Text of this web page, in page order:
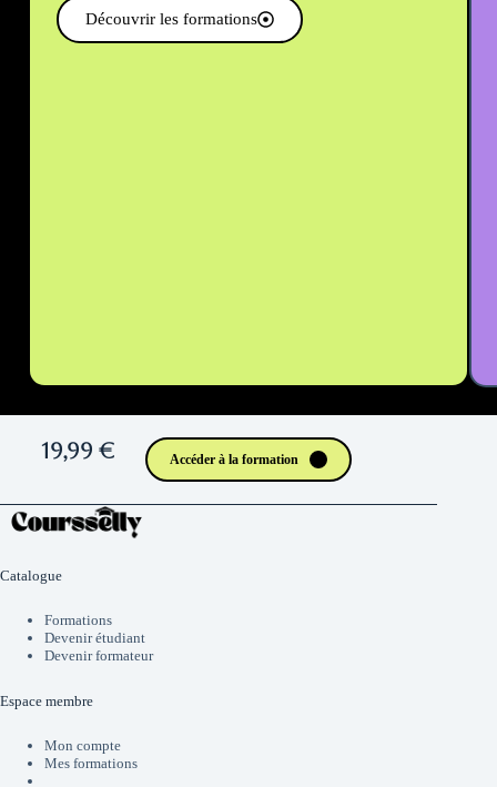
Découvrir les formations
19,99 € Accéder à la formation
Catalogue
Formations
Devenir étudiant
Devenir formateur
Espace membre
Mon compte
Mes formations